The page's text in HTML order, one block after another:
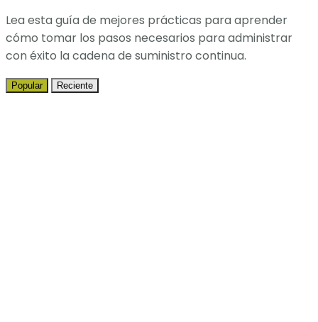
Lea esta guía de mejores prácticas para aprender
cómo tomar los pasos necesarios para administrar
con éxito la cadena de suministro continua.
Popular Reciente